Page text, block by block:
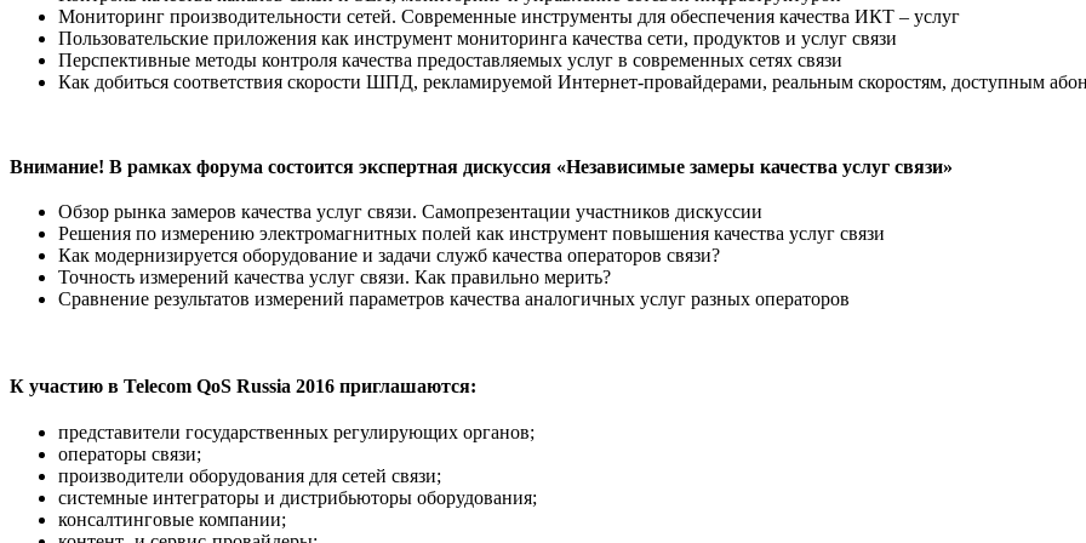
Мониторинг производительности сетей. Современные инструменты для обеспечения качества ИКТ – услуг
Пользовательские приложения как инструмент мониторинга качества сети, продуктов и услуг связи
Перспективные методы контроля качества предоставляемых услуг в современных сетях связи
Как добиться соответствия скорости ШПД, рекламируемой Интернет-провайдерами, реальным скоростям, доступным
Внимание! В рамках форума состоится экспертная дискуссия «Независимые замеры качества услуг связи»
Обзор рынка замеров качества услуг связи. Самопрезентации участников дискуссии
Решения по измерению электромагнитных полей как инструмент повышения качества услуг связи
Как модернизируется оборудование и задачи служб качества операторов связи?
Точность измерений качества услуг связи. Как правильно мерить?
Сравнение результатов измерений параметров качества аналогичных услуг разных операторов
К участию в Telecom QoS Russia 2016 приглашаются:
представители государственных регулирующих органов;
операторы связи;
производители оборудования для сетей связи;
системные интеграторы и дистрибьюторы оборудования;
консалтинговые компании;